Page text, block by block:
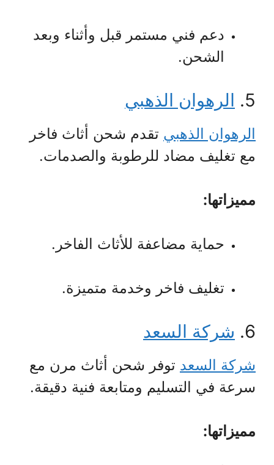
دعم فني مستمر قبل وأثناء وبعد
الشحن.
5. الرهوان الذهبي
الرهوان الذهبي تقدم شحن أثاث فاخر
مع تغليف مضاد للرطوبة والصدمات.
مميزاتها:
حماية مضاعفة للأثاث الفاخر.
تغليف فاخر وخدمة متميزة.
6. شركة السعد
شركة السعد توفر شحن أثاث مرن مع
سرعة في التسليم ومتابعة فنية دقيقة.
مميزاتها: